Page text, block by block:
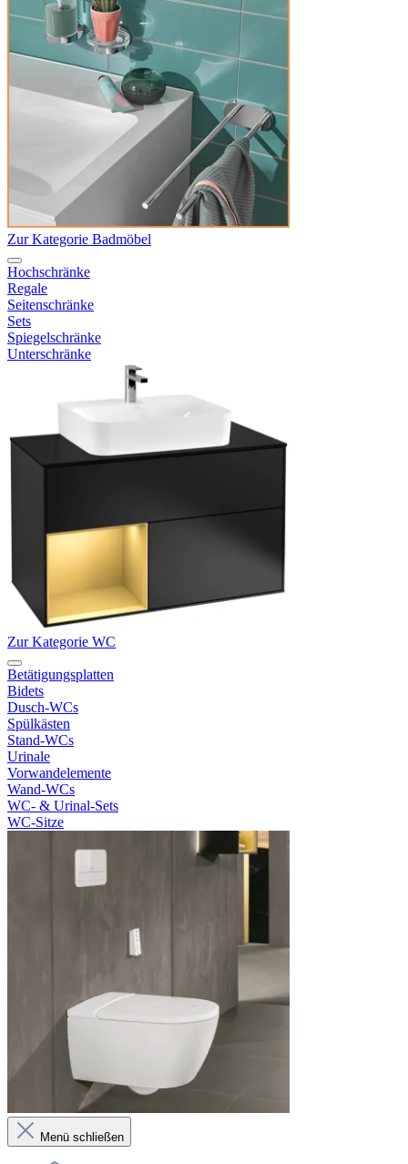
Zur Kategorie Badmöbel
Hochschränke
Regale
Seitenschränke
Sets
Spiegelschränke
Unterschränke
Zur Kategorie WC
Betätigungsplatten
Bidets
Dusch-WCs
Spülkästen
Stand-WCs
Urinale
Vorwandelemente
Wand-WCs
WC- & Urinal-Sets
WC-Sitze
Menü schließen